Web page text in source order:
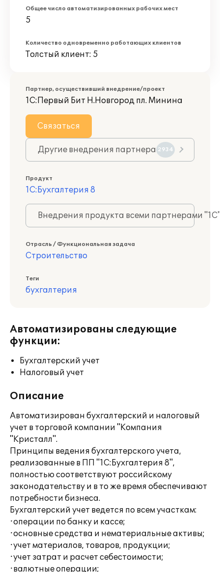
Общее число автоматизированных рабочих мест
5
Количество одновременно работающих клиентов
Толстый клиент: 5
Партнер, осуществивший внедрение/проект
1С:Первый Бит Н.Новгород пл. Минина
Связаться
Другие внедрения партнера 2934
Продукт
1С:Бухгалтерия 8
Внедрения продукта всеми партнерами
Отрасль / Функциональная задача
Строительство
Теги
бухгалтерия
Автоматизированы следующие
функции:
Бухгалтерский учет
Налоговый учет
Описание
Автоматизирован бухгалтерский и налоговый
учет в торговой компании "Компания
"Кристалл".
Принципы ведения бухгалтерского учета,
реализованные в ПП "1С:Бухгалтерия 8",
полностью соответствуют российскому
законодательству и в то же время обеспечивают
потребности бизнеса.
Бухгалтерский учет ведется по всем участкам:
·операции по банку и кассе;
·основные средства и нематериальные активы;
·учет материалов, товаров, продукции;
·учет затрат и расчет себестоимости;
·валютные операции;